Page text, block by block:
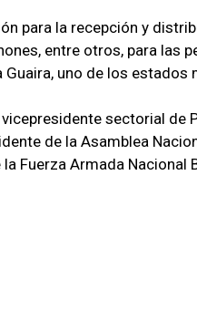
para la recepción y
entre otros, para las
uno de los
sectorial de
de la Asamblea
Fuerza Armada Nacional